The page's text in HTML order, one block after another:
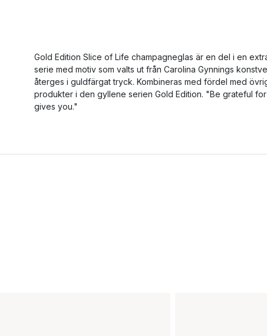
Gold Edition Slice of Life champagneglas är en del i en
serie med motiv som valts ut från Carolina Gynnings
återges i guldfärgat tryck. Kombineras med fördel med
produkter i den gyllene serien Gold Edition. "Be grateful
gives you."